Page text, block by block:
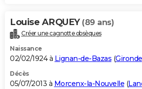
Louise ARQUEY (89 ans)
Créer une cagnotte obsèques
Naissance
02/02/1924 à Lignan-de-Bazas (Gironde
Décès
05/07/2013 à Morcenx-la-Nouvelle (